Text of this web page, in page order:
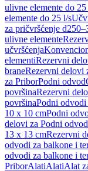
ulivne elemente do 25
elemente do 25 l/s
za pričvršćenje
ulivne elemente
učvršćenja
elementiRezervni
braneRezervni delovi
za PriborPodni odvod
površinaRezervni
površinaPodni
10 x 10 cmPodni
delovi za Podni
13 x 13 cmRezervni
odvodi za balkone i
odvodi za balkone i
PriborAlatiAlatiAlat